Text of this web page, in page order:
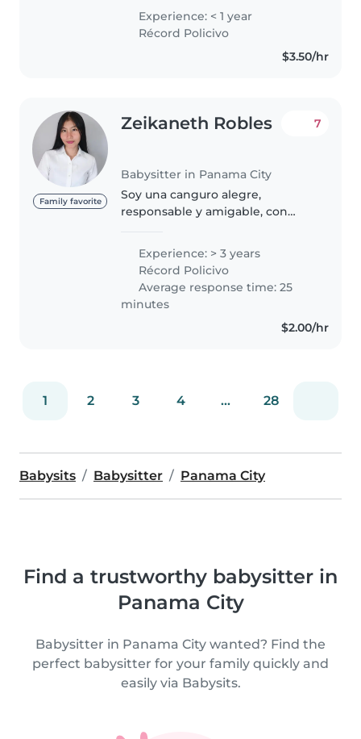
formación me permite no solo
brindar un cuidado seguro, sino
también fomentar el desarrollo..
Experience: < 1 year
Récord Policivo
$3.50/hr
Family favorite
Zeikaneth Robles
Babysitter in Panama City
7
Soy una canguro alegre,
responsable y amigable, con
todas las edades, desde bebés
hasta escolares. Actualmente soy
estudiante de educación
preescolar..
Experience: > 3 years
Récord Policivo
Average response time: 25
minutes
$2.00/hr
1 2 3 4 ... 28
Babysits Babysitter Panama City
Find a trustworthy babysitter in
Panama City
Babysitter in Panama City wanted? Find the
perfect babysitter for your family quickly and
easily via Babysits.